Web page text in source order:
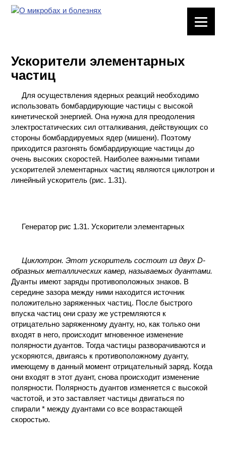
ХИМИЧЕСКАЯ
ПОСУДА
ВРЕДНЫЕ
МЕТОДЫ
ПРАКТИЧЕСКОЙ
ХИМИИ
ХИМИЯ НА
Ускорители элементарных
частиц
Для осуществления ядерных реакций необходимо
использовать бомбардирующие частицы с высокой
кинетической энергией. Она нужна для преодоления
электростатических сил отталкивания, действующих со
стороны бомбардируемых ядер (мишени). Поэтому
приходится разгонять бомбардирующие частицы до
очень высоких скоростей. Наиболее важными типами
ускорителей элементарных частиц являются циклотрон и
линейный ускоритель (рис. 1.31).
Генератор рис 1.31. Ускорители элементарных
Циклотрон. Этот ускоритель состоит из двух D-
образных металлических камер, называемых дуантами.
Дуанты имеют заряды противоположных знаков. В
середине зазора между ними находится источник
положительно заряженных частиц. После быстрого
впуска частиц они сразу же устремляются к
отрицательно заряженному дуанту, но, как только они
входят в него, происходит мгновенное изменение
полярности дуантов. Тогда частицы разворачиваются и
ускоряются, двигаясь к противоположному дуанту,
имеющему в данный момент отрицательный заряд. Когда
они входят в этот дуант, снова происходит изменение
полярности. Полярность дуантов изменяется с высокой
частотой, и это заставляет частицы двигаться по
спирали * между дуантами со все возрастающей
скоростью.